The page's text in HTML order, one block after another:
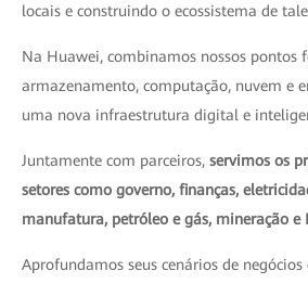
locais e construindo o ecossistema de
Na Huawei, combinamos nossos pontos
armazenamento, computação, nuvem e
uma nova infraestrutura digital e
Juntamente com parceiros, servimos os
setores como governo, finanças,
manufatura, petróleo e gás, mineração e
Aprofundamos seus cenários de